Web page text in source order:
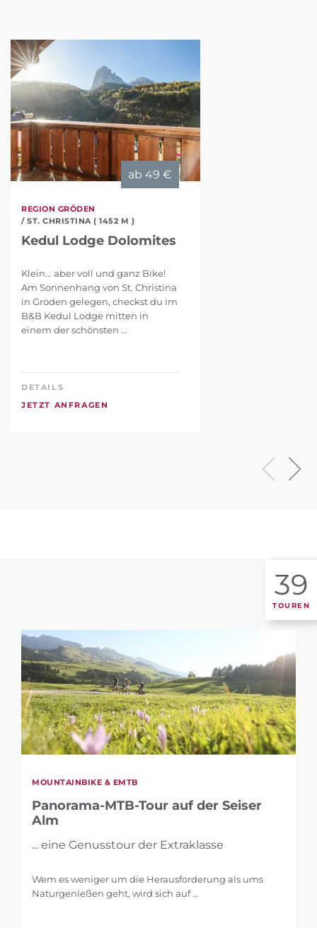
ab 49 €
REGION GRÖDEN
/ ST. CHRISTINA ( 1452 M )
Kedul Lodge Dolomites
Klein... aber voll und ganz Bike!
Am Sonnenhang von St. Christina
in Gröden gelegen, checkst du im
B&B Kedul Lodge mitten in
einem der schönsten ...
DETAILS
JETZT ANFRAGEN
39
TOUREN
MOUNTAINBIKE & EMTB
Panorama-MTB-Tour auf der Seiser
Alm
... eine Genusstour der Extraklasse
Wem es weniger um die Herausforderung als ums
Naturgenießen geht, wird sich auf ...